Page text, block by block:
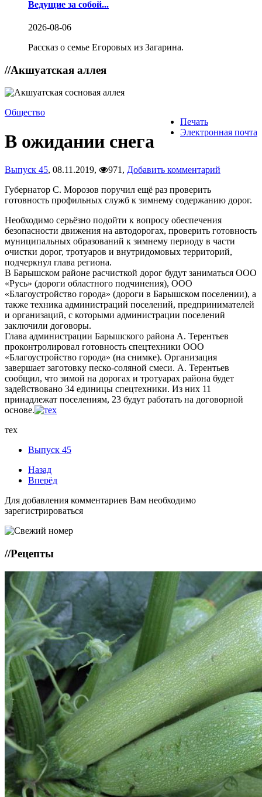
Ведущие за собой...
2026-08-06
Рассказ о семье Егоровых из Загарина.
//Акшуатская аллея
Печать
Электронная почта
Общество
В ожидании снега
Выпуск 45, 08.11.2019, 971, Добавить комментарий
Губернатор С. Морозов поручил ещё раз проверить
готовность профильных служб к зимнему содержанию дорог.
Необходимо серьёзно подойти к вопросу обеспечения
безопасности движения на автодорогах, проверить готовность
муниципальных образований к зимнему периоду в части
очистки дорог, тротуаров и внутридомовых территорий,
подчеркнул глава региона.
В Барышском районе расчисткой дорог будут заниматься ООО
«Русь» (дороги областного подчинения), ООО
«Благоустройство города» (дороги в Барышском поселении), а
также техника администраций поселений, предпринимателей
и организаций, с которыми администрации поселений
заключили договоры.
Глава администрации Барышского района А. Терентьев
проконтролировал готовность спецтехники ООО
«Благоустройство города» (на снимке). Организация
завершает заготовку песко-соляной смеси. А. Терентьев
сообщил, что зимой на дорогах и тротуарах района будет
задействовано 34 единицы спецтехники. Из них 11
принадлежат поселениям, 23 будут работать на договорной
основе.
тех
Выпуск 45
Назад
Вперёд
Для добавления комментариев Вам необходимо
зарегистрироваться
//Рецепты